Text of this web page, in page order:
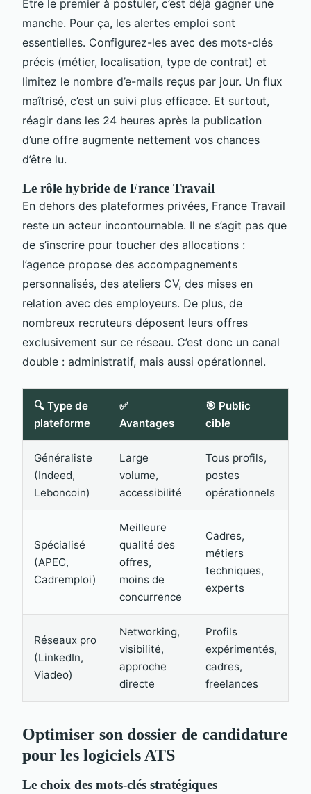
Être le premier à postuler, c’est déjà gagner une
manche. Pour ça, les alertes emploi sont
essentielles. Configurez-les avec des mots-clés
précis (métier, localisation, type de contrat) et
limitez le nombre d’e-mails reçus par jour. Un flux
maîtrisé, c’est un suivi plus efficace. Et surtout,
réagir dans les 24 heures après la publication
d’une offre augmente nettement vos chances
d’être lu.
Le rôle hybride de France Travail
En dehors des plateformes privées, France Travail
reste un acteur incontournable. Il ne s’agit pas que
de s’inscrire pour toucher des allocations :
l’agence propose des accompagnements
personnalisés, des ateliers CV, des mises en
relation avec des employeurs. De plus, de
nombreux recruteurs déposent leurs offres
exclusivement sur ce réseau. C’est donc un canal
double : administratif, mais aussi opérationnel.
🔍 Type de
plateforme
✅
Avantages
🎯 Public
cible
Généraliste
(Indeed,
Leboncoin)
Large
volume,
accessibilité
Tous profils,
postes
opérationnels
Spécialisé
(APEC,
Cadremploi)
Meilleure
qualité des
offres,
moins de
concurrence
Cadres,
métiers
techniques,
experts
Réseaux pro
(LinkedIn,
Viadeo)
Networking,
visibilité,
approche
directe
Profils
expérimentés,
cadres,
freelances
Optimiser son dossier de candidature
pour les logiciels ATS
Le choix des mots-clés stratégiques